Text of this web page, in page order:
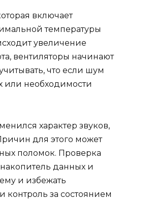
включает
температуры
увеличение
вентиляторы начинают
что если шум
или необходимости
характер звуков,
для этого может
поломок. Проверка
данных и
и избежать
за состоянием